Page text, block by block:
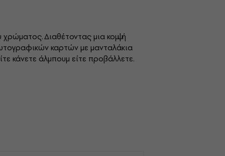
Διαθέτοντας μια κομψή
καρτών με μανταλάκια
κάνετε άλμπουμ είτε προβάλλετε.